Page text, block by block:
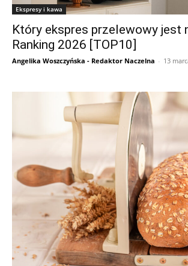
Ekspresy i kawa
Który ekspres przelewowy jest
Ranking 2026 [TOP10]
Angelika Woszczyńska - Redaktor Naczelna - 13